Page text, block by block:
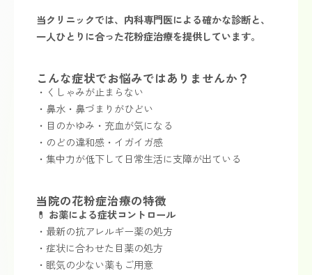
当クリニックでは、内科専門医による確かな診断と、
一人ひとりに合った花粉症治療を提供しています。
こんな症状でお悩みではありませんか？
・くしゃみが止まらない
・鼻水・鼻づまりがひどい
・目のかゆみ・充血が気になる
・のどの違和感・イガイガ感
・集中力が低下して日常生活に支障が出ている
当院の花粉症治療の特徴
💊 お薬による症状コントロール
・最新の抗アレルギー薬の処方
・症状に合わせた目薬の処方
・眠気の少ない薬もご用意